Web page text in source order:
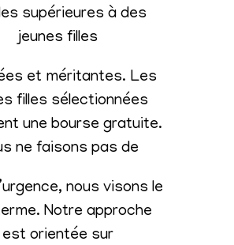
supérieures à des
jeunes filles
et méritantes. Les
filles sélectionnées
une bourse gratuite.
ne faisons pas de
nous visons le
Notre approche
est orientée sur